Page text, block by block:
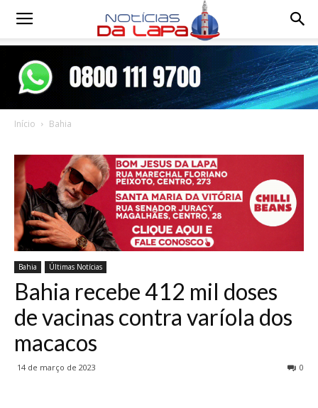
Notícias
Início Bahia
Bahia Últimas Notícias
Bahia recebe 412 mil doses
de vacinas contra varíola dos
macacos
14 de março de 2023 0